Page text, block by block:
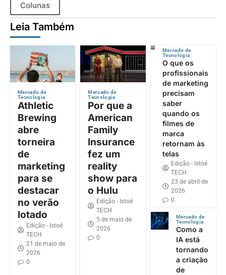
Colunas
Leia Também
Mercado de
Tecnologia
Athletic
Brewing
abre
torneira
de
marketing
para se
destacar
no verão
lotado
Edição - Istoé
TECH
21 de maio de
2026
0
Mercado de
Tecnologia
Por que a
American
Family
Insurance
fez um
reality
show para
o Hulu
Edição - Istoé
TECH
5 de maio de
2026
0
Mercado de
Tecnologia
O que os
profissionais
de marketing
precisam
saber
quando os
filmes de
marca
retornam às
telas
Edição - Istoé
TECH
23 de abril de
2026
0
Mercado de
Tecnologia
Como a
IA está
tornando
a criação
de